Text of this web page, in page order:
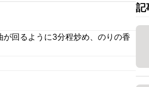
回るように3分程炒め、のりの香
記